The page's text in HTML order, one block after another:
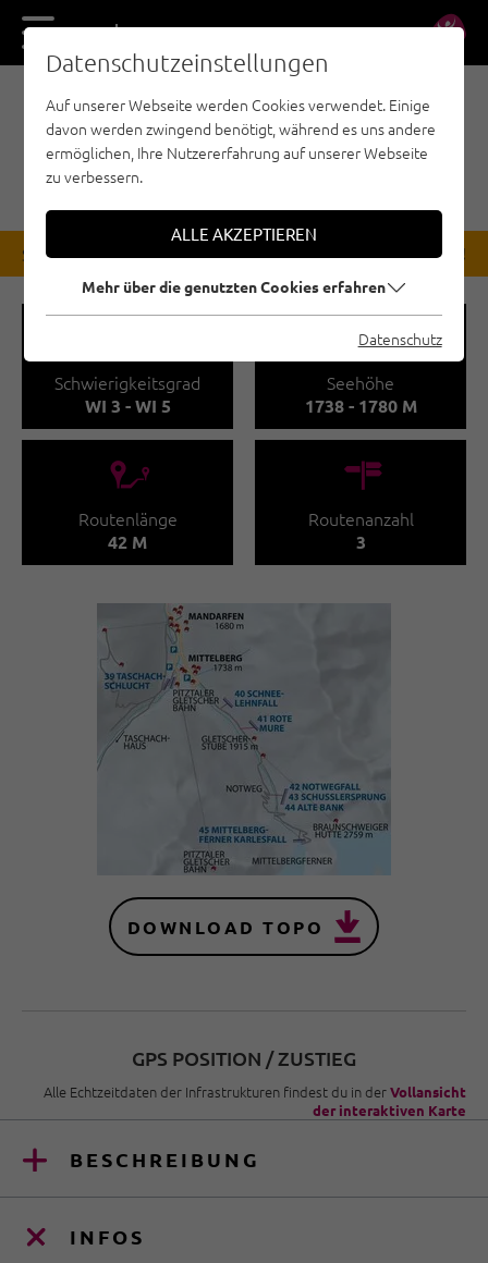
DE EN
EISKLETTERN - PITZTAL
MITTELBERG / EISWELT
TASCHACHSCHLUCHT
STATUS Bis auf Wiederruf gesperrt!
🞽
Schwierigkeitsgrad
WI 3 - WI 5
🞱
Seehöhe
1738 - 1780 M
🔹
Routenlänge
42 M
🍫
Routenanzahl
3
DOWNLOAD TOPO
GPS POSITION / ZUSTIEG
Alle Echtzeitdaten der Infrastrukturen findest du in derVollansicht
der interaktiven Karte
BESCHREIBUNG
INFOS
Datenschutzeinstellungen
Auf unserer Webseite werden Cookies verwendet. Einige
davon werden zwingend benötigt, während es uns andere
ermöglichen, Ihre Nutzererfahrung auf unserer Webseite
zu verbessern.
ALLE AKZEPTIEREN
Mehr über die genutzten Cookies erfahren
Datenschutz